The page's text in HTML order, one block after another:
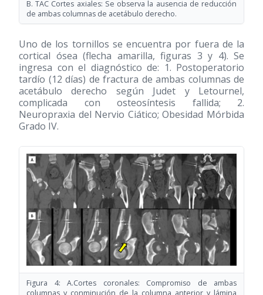
B. TAC Cortes axiales: Se observa la ausencia de reducción
de ambas columnas de acetábulo derecho.
Uno de los tornillos se encuentra por fuera de la
cortical ósea (flecha amarilla, figuras 3 y 4). Se
ingresa con el diagnóstico de: 1. Postoperatorio
tardío (12 días) de fractura de ambas columnas de
acetábulo derecho según Judet y Letournel,
complicada con osteosíntesis fallida; 2.
Neuropraxia del Nervio Ciático; Obesidad Mórbida
Grado IV.
Figura 4: A.Cortes coronales: Compromiso de ambas
columnas y conminución de la columna anterior y lámina